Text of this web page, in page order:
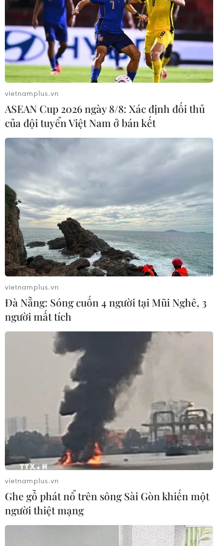
Việt Nam, Hàn Quốc tăng cường hợp tác
trong lĩnh vực sản xuất nội dung
25/05/2022 10:05
Trong năm nay, các doanh nghiệp trong lĩnh vực sáng
tạo nội dung của Việt Nam và Hàn Quốc sẽ tăng cường
hợp tác, khôi phục các sự kiện văn hóa, nghệ thuật
Telefilm Vietnam 2022 mang lại góc nhìn
mới mẻ cho các nhà làm phim
Telefilm - được tổ chức thường niên - là nơi quy tụ nhiều
công ty, nhà sản xuất, nhà cung cấp hàng đầu trong
lĩnh vực phim và công nghệ truyền hình tại Việt Nam
cũng như trên thế giới.
vietnamplus.vn
ASEAN Cup 2026 ngày 8/8: Xác định đối thủ
của đội tuyển Việt Nam ở bán kết
vietnamplus.vn
Đà Nẵng: Sóng cuốn 4 người tại Mũi Nghê, 3
người mất tích
vietnamplus.vn
Ghe gỗ phát nổ trên sông Sài Gòn khiến một
người thiệt mạng